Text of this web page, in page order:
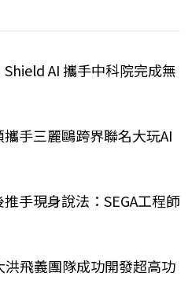
AI 攜手中科院完成無
手三麗鷗跨界聯名大玩AI
手現身說法：SEGA工程師
飛義團隊成功開發超高功